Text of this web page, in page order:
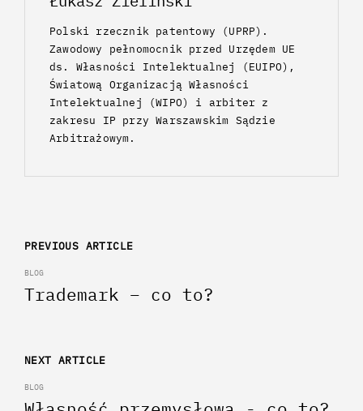
Polski rzecznik patentowy (UPRP).
Zawodowy pełnomocnik przed Urzędem UE
ds. Własności Intelektualnej (EUIPO),
Światową Organizacją Własności
Intelektualnej (WIPO) i arbiter z
zakresu IP przy Warszawskim Sądzie
Arbitrażowym.
Nawigacja
po
PREVIOUS ARTICLE
BLOG
Trademark – co to?
NEXT ARTICLE
BLOG